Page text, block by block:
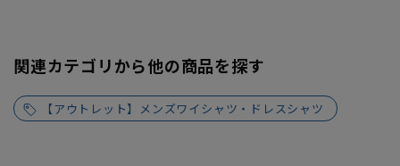
関連カテゴリから他の商品を探す
【アウトレット】メンズワイシャツ・ドレスシャツ